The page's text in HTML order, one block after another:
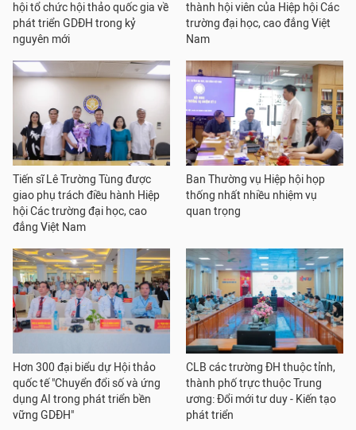
hội tổ chức hội thảo quốc gia về
phát triển GDĐH trong kỷ
nguyên mới
thành hội viên của Hiệp hội Các
trường đại học, cao đẳng Việt
Nam
Tiến sĩ Lê Trường Tùng được
giao phụ trách điều hành Hiệp
hội Các trường đại học, cao
đẳng Việt Nam
Ban Thường vụ Hiệp hội họp
thống nhất nhiều nhiệm vụ
quan trọng
Hơn 300 đại biểu dự Hội thảo
quốc tế "Chuyển đổi số và ứng
dụng AI trong phát triển bền
vững GDĐH"
CLB các trường ĐH thuộc tỉnh,
thành phố trực thuộc Trung
ương: Đổi mới tư duy - Kiến tạo
phát triển